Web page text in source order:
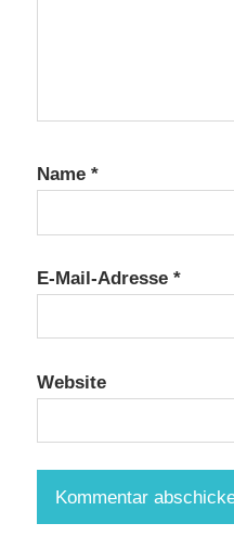
Name *
E-Mail-Adresse *
Website